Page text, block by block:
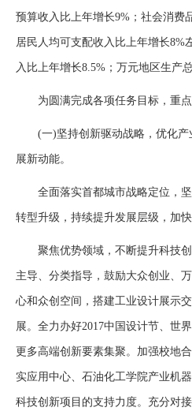
预算收入比上年增长9%；社会消费
居民人均可支配收入比上年增长8%
入比上年增长8.5%；万元地区生产
为圆满完成各项任务目标，重点
(一)坚持创新驱动战略，优化产
展新动能。
全面落实首都城市战略定位，坚
转型升级，持续提升发展层级，加
聚焦优势领域，不断提升科技创
主导、分类指导，鼓励大众创业、
心和众创空间，搭建工业设计展示
展。全力办好2017中国设计节、世
更多高端创新要素集聚。加强校地
实应用中心、石油化工学院产业机
科技创新项目的支持力度。充分对